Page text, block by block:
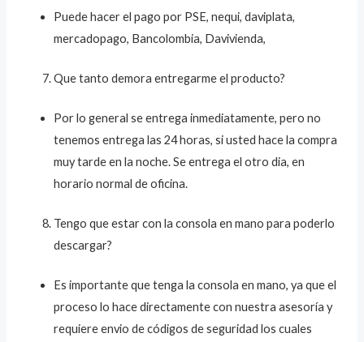
Puede hacer el pago por PSE, nequi, daviplata,
mercadopago, Bancolombia, Davivienda,
Que tanto demora entregarme el producto?
Por lo general se entrega inmediatamente, pero no
tenemos entrega las 24 horas, si usted hace la compra
muy tarde en la noche. Se entrega el otro dia, en
horario normal de oficina.
Tengo que estar con la consola en mano para poderlo
descargar?
Es importante que tenga la consola en mano, ya que el
proceso lo hace directamente con nuestra asesoría y
requiere envio de códigos de seguridad los cuales